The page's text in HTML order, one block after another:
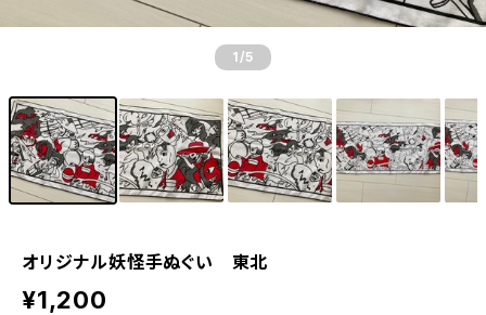
1 /5
オリジナル妖怪手ぬぐい 東北
¥1,200